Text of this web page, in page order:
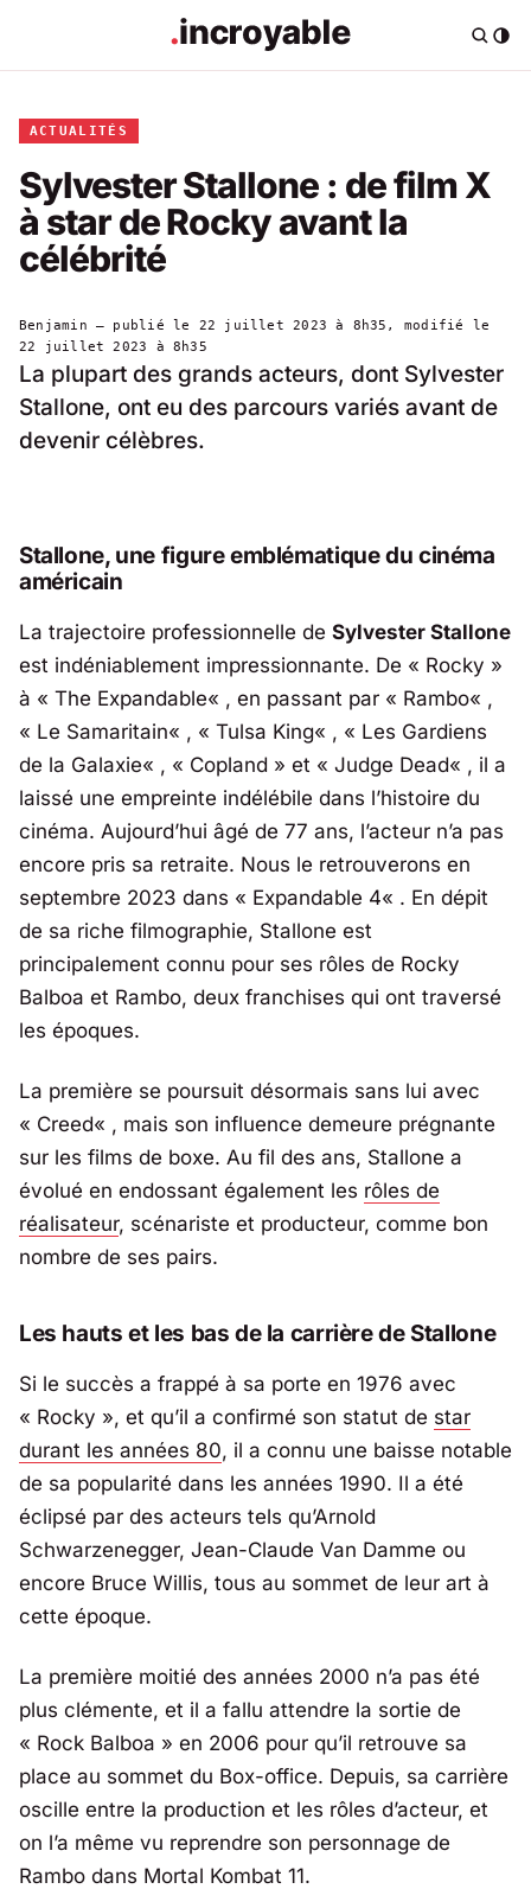
ACTUALITÉS
Sylvester Stallone : de film X
à star de Rocky avant la
célébrité
Benjamin — publié le 22 juillet 2023 à 8h35 , modifié le
22 juillet 2023 à 8h35
La plupart des grands acteurs, dont Sylvester
Stallone, ont eu des parcours variés avant de
devenir célèbres.
Stallone, une figure emblématique du cinéma
américain
La trajectoire professionnelle de Sylvester Stallone
est indéniablement impressionnante. De « Rocky »
à « The Expandable« , en passant par « Rambo« ,
« Le Samaritain« , « Tulsa King« , « Les Gardiens
de la Galaxie« , « Copland » et « Judge Dead« , il a
laissé une empreinte indélébile dans l’histoire du
cinéma. Aujourd’hui âgé de 77 ans, l’acteur n’a pas
encore pris sa retraite. Nous le retrouverons en
septembre 2023 dans « Expandable 4« . En dépit
de sa riche filmographie, Stallone est
principalement connu pour ses rôles de Rocky
Balboa et Rambo, deux franchises qui ont traversé
les époques.
La première se poursuit désormais sans lui avec
« Creed« , mais son influence demeure prégnante
sur les films de boxe. Au fil des ans, Stallone a
évolué en endossant également les rôles de
réalisateur, scénariste et producteur, comme bon
nombre de ses pairs.
Les hauts et les bas de la carrière de Stallone
Si le succès a frappé à sa porte en 1976 avec
« Rocky », et qu’il a confirmé son statut de star
durant les années 80, il a connu une baisse notable
de sa popularité dans les années 1990. Il a été
éclipsé par des acteurs tels qu’Arnold
Schwarzenegger, Jean-Claude Van Damme ou
encore Bruce Willis, tous au sommet de leur art à
cette époque.
La première moitié des années 2000 n’a pas été
plus clémente, et il a fallu attendre la sortie de
« Rock Balboa » en 2006 pour qu’il retrouve sa
place au sommet du Box-office. Depuis, sa carrière
oscille entre la production et les rôles d’acteur, et
on l’a même vu reprendre son personnage de
Rambo dans Mortal Kombat 11.